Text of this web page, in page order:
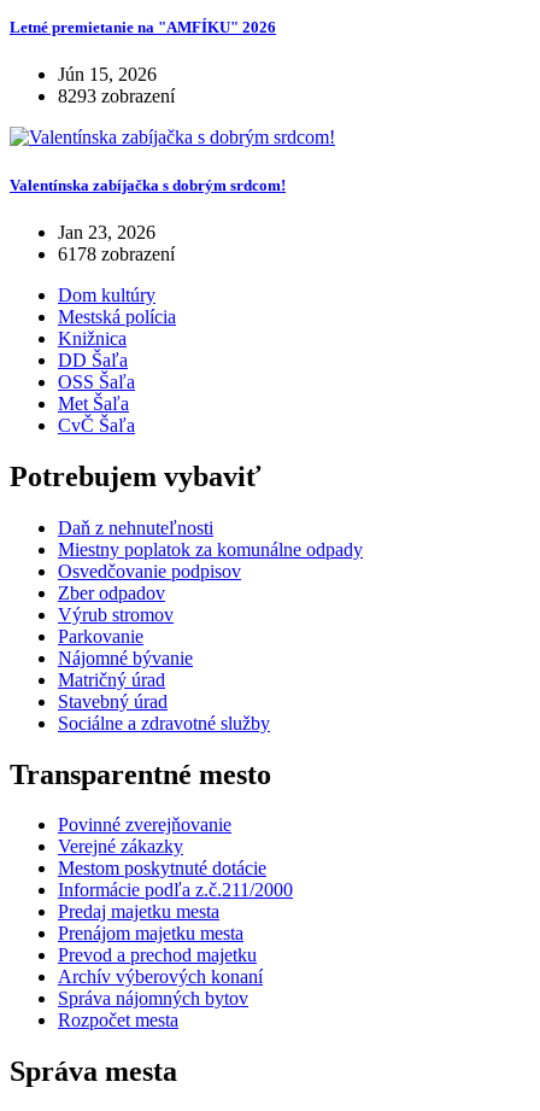
Letné premietanie na "AMFÍKU" 2026
Jún 15, 2026
8293 zobrazení
Valentínska zabíjačka s dobrým srdcom!
Jan 23, 2026
6178 zobrazení
Dom kultúry
Mestská polícia
Knižnica
DD Šaľa
OSS Šaľa
Met Šaľa
CvČ Šaľa
Potrebujem vybaviť
Daň z nehnuteľnosti
Miestny poplatok za komunálne odpady
Osvedčovanie podpisov
Zber odpadov
Výrub stromov
Parkovanie
Nájomné bývanie
Matričný úrad
Stavebný úrad
Sociálne a zdravotné služby
Transparentné mesto
Povinné zverejňovanie
Verejné zákazky
Mestom poskytnuté dotácie
Informácie podľa z.č.211/2000
Predaj majetku mesta
Prenájom majetku mesta
Prevod a prechod majetku
Archív výberových konaní
Správa nájomných bytov
Rozpočet mesta
Správa mesta